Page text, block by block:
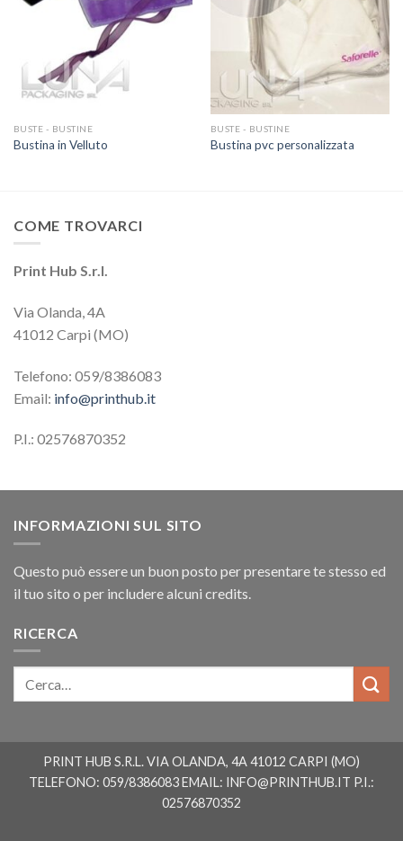
BUSTE - BUSTINE
Bustina in Velluto
BUSTE - BUSTINE
Bustina pvc personalizzata
COME TROVARCI
Print Hub S.r.l.
Via Olanda, 4A
41012 Carpi (MO)
Telefono: 059/8386083
Email: info@printhub.it
P.I.: 02576870352
INFORMAZIONI SUL SITO
Questo può essere un buon posto per presentare te stesso ed
il tuo sito o per includere alcuni credits.
RICERCA
PRINT HUB S.R.L. VIA OLANDA, 4A 41012 CARPI (MO)
TELEFONO: 059/8386083 EMAIL: INFO@PRINTHUB.IT P.I.:
02576870352